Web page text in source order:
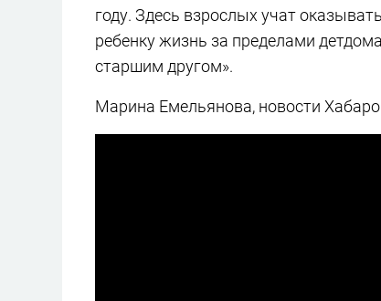
году. Здесь взрослых учат
ребенку жизнь за пределами
старшим другом».
Марина Емельянова, новости